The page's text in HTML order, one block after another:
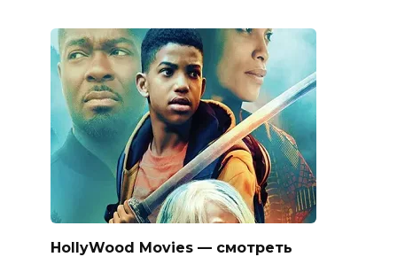
HollyWood Movies — смотреть